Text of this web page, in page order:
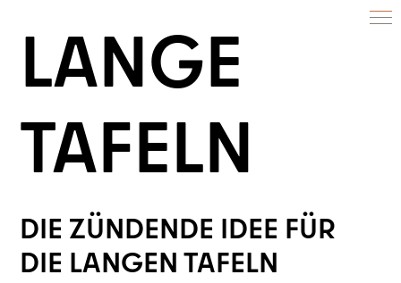
LANGE
TAFELN
​​DIE ZÜNDENDE IDEE FÜR
DIE LANGEN TAFELN